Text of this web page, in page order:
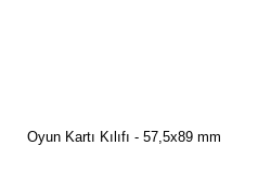
Oyun Kartı Kılıfı - 57,5x89 mm